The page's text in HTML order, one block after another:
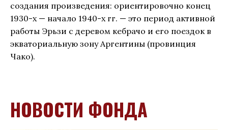
создания произведения: ориентировочно конец
1930-х — начало 1940-х гг. — это период активной
работы Эрьзи с деревом кебрачо и его поездок в
экваториальную зону Аргентины (провинция
Чако).
НОВОСТИ ФОНДА